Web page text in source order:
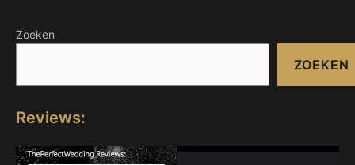
Zoeken
ZOEKEN
Reviews: